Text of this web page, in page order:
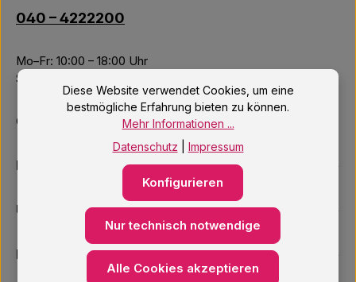
040 – 4222200
Mo–Fr: 10:00 – 18:00 Uhr
Sa: 09:00 – 14:00 Uhr
Oder über unser Kontaktformular.
Informationen
Unsere Services
Newsletter
Diese Website verwendet Cookies, um eine
bestmögliche Erfahrung bieten zu können.
Mehr Informationen ...
Datenschutz
Impressum
Nur technisch notwendige
Konfigurieren
Alle Cookies akzeptieren